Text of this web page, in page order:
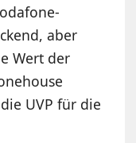
aber
Wert der
UVP für die